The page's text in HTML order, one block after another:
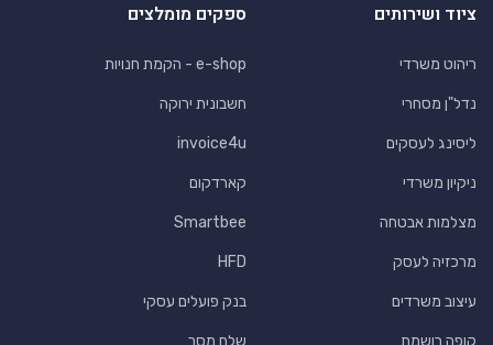
ציוד ושירותים
ריהוט משרדי
נדל"ן מסחרי
ליסינג לעסקים
ניקיון משרדי
מצלמות אבטחה
מרכזיה לעסק
עיצוב משרדים
קופה רושמת
ספקים מומלצים
e-shop - הקמת חנויות
חשבונית ירוקה
invoice4u
קארדקום
Smartbee
HFD
בנק פועלים עסקי
שלח מסר